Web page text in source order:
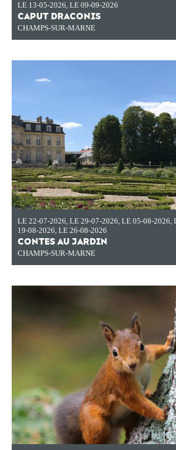
LE 13-05-2026 LE 09-09-2026
CAPUT DRACONIS
CHAMPS-SUR-MARNE
LE 22-07-2026 LE 29-07-2026 LE 05-08-2026
19-08-2026 LE 26-08-2026
CONTES AU JARDIN
CHAMPS-SUR-MARNE